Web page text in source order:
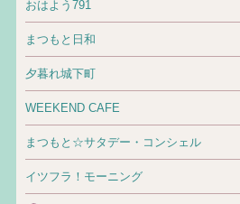
おはよう791
まつもと日和
夕暮れ城下町
WEEKEND CAFE
まつもと☆サタデー・コンシェル
イツフラ！モーニング